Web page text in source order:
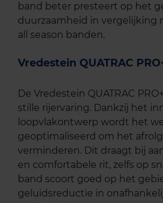
band beter presteert op het
duurzaamheid in vergelijking
all season banden.
Vredestein QUATRAC
De Vredestein QUATRAC
stille rijervaring. Dankzij het
loopvlakontwerp wordt het
geoptimaliseerd om het
verminderen. Dit draagt bij
en comfortabele rit, zelfs op
band scoort goed op het
geluidsreductie in